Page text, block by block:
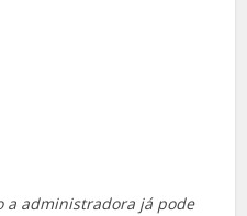
a administradora já pode